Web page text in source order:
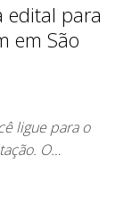
edital para
em São
ligue para o
O…